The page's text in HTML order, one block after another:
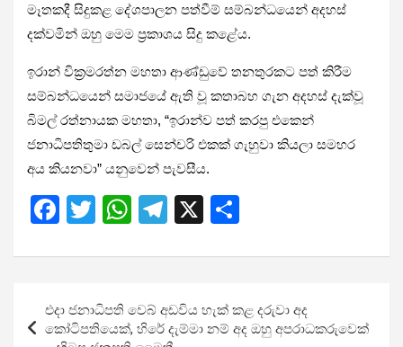
මෑතකදී සිදුකළ දේශපාලන පත්වීම් සම්බන්ධයෙන් අදහස්
දක්වමින් ඔහු මෙම ප්‍රකාශය සිදු කළේය.
ඉරාන් වික්‍රමරත්න මහතා ආණ්ඩුවේ තනතුරකට පත් කිරීම
සම්බන්ධයෙන් සමාජයේ ඇති වූ කතාබහ ගැන අදහස් දැක්වූ
බිමල් රත්නායක මහතා, “ඉරාන්ව පත් කරපු එකෙන්
ජනාධිපතිතුමා ඩබල් සෙන්චරි එකක් ගැහුවා කියලා සමහර
අය කියනවා” යනුවෙන් පැවසීය.
F
ce
o
T
tt
er
W
at
s
A
T
e
gr
a
X
ar
navigation
එදා ජනාධිපති වෙබ් අඩවිය හැක් කළ දරුවා අද
කෝටිපතියෙක්, හිරේ දැම්මා නම් අද ඔහු අපරාධකරුවෙක්